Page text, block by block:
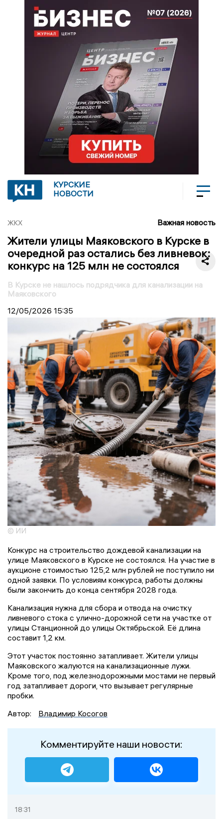
КУРСКИЕ
НОВОСТИ
ЖКХ Важная новость
Жители улицы Маяковского в Курске в
очередной раз остались без ливневок:
конкурс на 125 млн не состоялся
В Курске не нашлось подрядчика для канализации на
Маяковского
12/05/2026 15:35
© ИИ
Конкурс на строительство дождевой канализации на
улице Маяковского в Курске не состоялся. На участие в
аукционе стоимостью 125,2 млн рублей не поступило ни
одной заявки. По условиям конкурса, работы должны
были закончить до конца сентября 2028 года.
Канализация нужна для сбора и отвода на очистку
ливневого стока с улично-дорожной сети на участке от
улицы Станционной до улицы Октябрьской. Её длина
составит 1,2 км.
Этот участок постоянно затапливает. Жители улицы
Маяковского жалуются на канализационные лужи.
Кроме того, под железнодорожными мостами не первый
год затапливает дороги, что вызывает регулярные
пробки.
Автор:
Владимир Косогов
Комментируйте наши новости:
18:31